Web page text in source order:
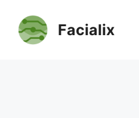
contenido
Facialix